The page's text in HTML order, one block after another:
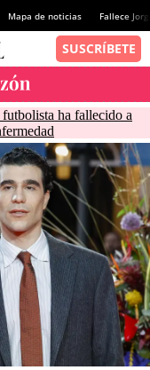
Mapa de noticias Fallece
ha fallecido a